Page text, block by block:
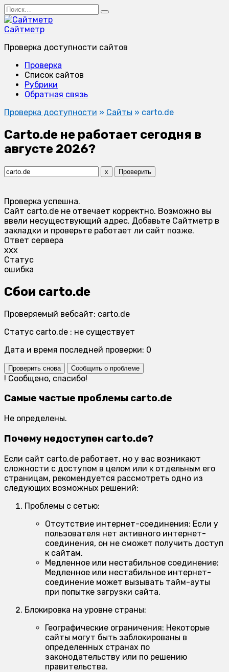
Перейти
к
содержанию
Search
for:
Сайтметр
Проверка доступности сайтов
Проверка
Список сайтов
Рубрики
Обратная связь
Проверка доступности » Сайты » carto.de
Carto.de не работает сегодня в
августе 2026?
x Проверить
Проверка успешна.
Сайт carto.de не отвечает корректно. Возможно вы
ввели несуществующий адрес. Добавьте Сайтметр в
закладки и проверьте работает ли сайт позже.
Ответ сервера
xxx
Статус
ошибка
Сбои carto.de
Проверяемый вебсайт: carto.de
Статус carto.de : не существует
Дата и время последней проверки: 0
Проверить снова Сообщить о проблеме
! Сообщено, спасибо!
Самые частые проблемы carto.de
Не определены.
Почему недоступен carto.de?
Если сайт carto.de работает, но у вас возникают
сложности с доступом в целом или к отдельным его
страницам, рекомендуется рассмотреть одно из
следующих возможных решений:
Проблемы с сетью:
Отсутствие интернет-соединения: Если у
пользователя нет активного интернет-
соединения, он не сможет получить доступ
к сайтам.
Медленное или нестабильное соединение:
Медленное или нестабильное интернет-
соединение может вызывать тайм-ауты
при попытке загрузки сайта.
Блокировка на уровне страны:
Географические ограничения: Некоторые
сайты могут быть заблокированы в
определенных странах по
законодательству или по решению
правительства.